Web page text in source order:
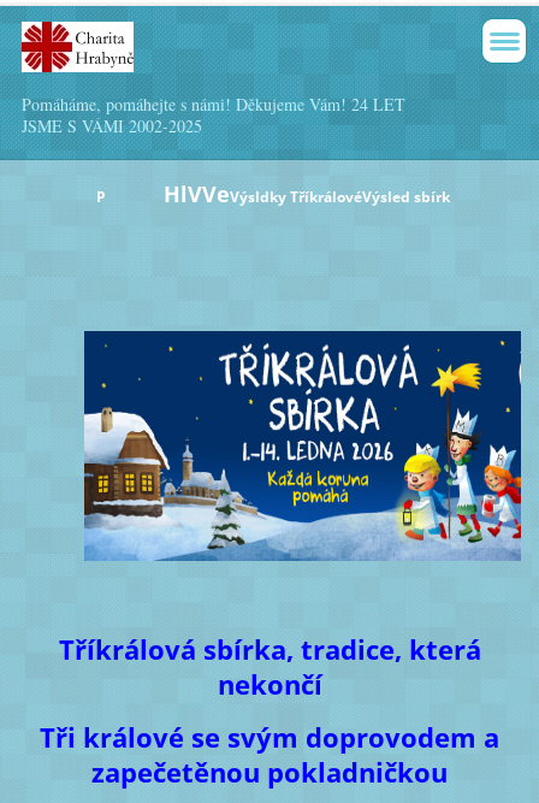
Pomáháme, pomáhejte s námi! Děkujeme Vám! 24 LET
JSME S VÁMI 2002-2025
P HlVVeVýsldky TříkrálovéVýsled sbírk
Tříkrálová sbírka, tradice, která
nekončí
Tři králové se svým doprovodem a
zapečetěnou pokladničkou